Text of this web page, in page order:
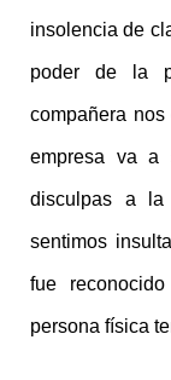
insolencia de
poder de la
compañera nos
empresa va a
disculpas a la
sentimos
fue
persona física